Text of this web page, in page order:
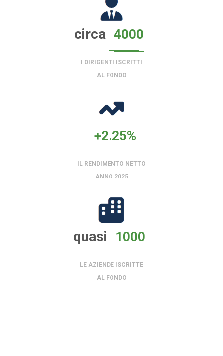
circa 4000
I DIRIGENTI ISCRITTI
AL FONDO
+2.25%
IL RENDIMENTO NETTO
ANNO 2025
quasi 1000
LE AZIENDE ISCRITTE
AL FONDO